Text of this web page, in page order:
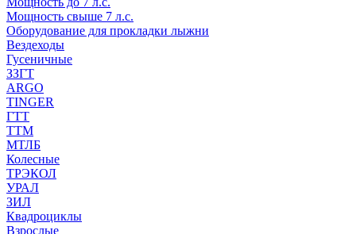
Мощность свыше 7 л.с.
Оборудование для прокладки лыжни
Вездеходы
Гусеничные
ЗЗГТ
ARGO
TINGER
ГТТ
ТТМ
МТЛБ
Колесные
ТРЭКОЛ
УРАЛ
ЗИЛ
Квадроциклы
Взрослые